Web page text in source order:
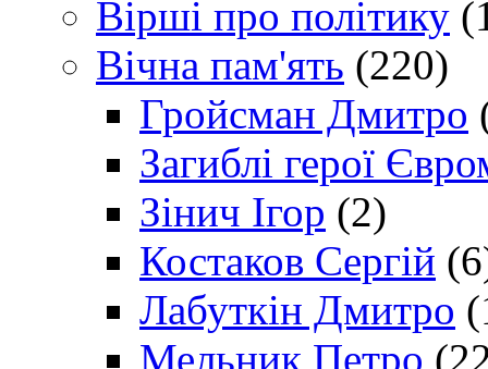
Вірші про політику
Вічна пам'ять (220)
Гройсман Дмитро
Загиблі герої
Зінич Ігор (2)
Костаков Сергій
Лабуткін Дмитро
Мельник Петро